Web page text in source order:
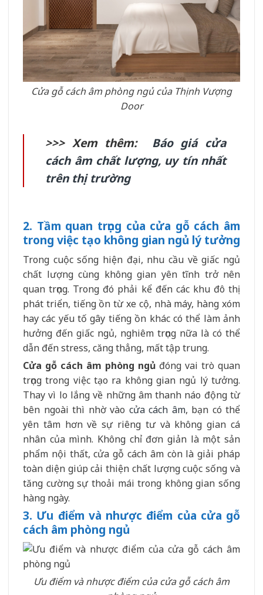
Cửa gỗ cách âm phòng ngủ của Thịnh Vượng
Door
>>> Xem thêm: Báo giá cửa
cách âm chất lượng, uy tín nhất
trên thị trường
2. Tầm quan trọng của cửa gỗ cách âm
trong việc tạo không gian ngủ lý tưởng
Trong cuộc sống hiện đại, nhu cầu về giấc ngủ
chất lượng cùng không gian yên tĩnh trở nên
quan trọng. Trong đó phải kể đến các khu đô thị
phát triển, tiếng ồn từ xe cộ, nhà máy, hàng xóm
hay các yếu tố gây tiếng ồn khác có thể làm ảnh
hưởng đến giấc ngủ, nghiêm trọng nữa là có thể
dẫn đến stress, căng thẳng, mất tập trung.
Cửa gỗ cách âm phòng ngủ đóng vai trò quan
trọng trong việc tạo ra không gian ngủ lý tưởng.
Thay vì lo lắng về những âm thanh náo động từ
bên ngoài thì nhờ vào cửa cách âm, bạn có thể
yên tâm hơn về sự riêng tư và không gian cá
nhân của mình. Không chỉ đơn giản là một sản
phẩm nội thất, cửa gỗ cách âm còn là giải pháp
toàn diện giúp cải thiện chất lượng cuộc sống và
tăng cường sự thoải mái trong không gian sống
hàng ngày.
3. Ưu điểm và nhược điểm của cửa gỗ
cách âm phòng ngủ
Ưu điểm và nhược điểm của cửa gỗ cách âm